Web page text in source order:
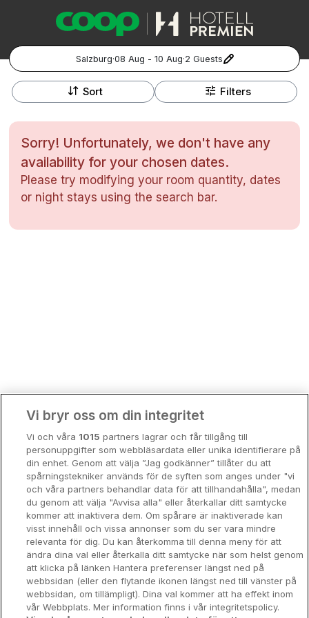
Salzburg·08 Aug - 10 Aug·2 Guests
Popular Destinations:
Stockholm
Göteborg
Sort Filters
+
−
Sorry! Unfortunately, we don't have any
availability for your chosen dates.
Please try modifying your room quantity, dates
or night stays using the search bar.
Kontakta ossVanliga frågorAllmänna villkor
Gift VouchersCoop.se Manage Preferences
Storstadsweekend
Hotellrum under 995 kr
Spahotell
Sydsverige
Om Hotellpremien
Nya hotell
Stadsweekend
Vi bryr oss om din integritet
Vi och våra 1015 partners lagrar och får tillgång till
personuppgifter som webbläsardata eller unika identifierare på
din enhet. Genom att välja ”Jag godkänner” tillåter du att
spårningstekniker används för de syften som anges under "vi
och våra partners behandlar data för att tillhandahålla", medan
du genom att välja "Avvisa alla" eller återkallar ditt samtycke
kommer att inaktivera dem. Om spårare är inaktiverade kan
visst innehåll och vissa annonser som du ser vara mindre
relevanta för dig. Du kan återkomma till denna meny för att
ändra dina val eller återkalla ditt samtycke när som helst genom
att klicka på länken Hantera preferenser längst ned på
webbsidan (eller den flytande ikonen längst ned till vänster på
webbsidan, om tillämpligt). Dina val kommer att ha effekt inom
vår Webbplats. Mer information finns i vår integritetspolicy.